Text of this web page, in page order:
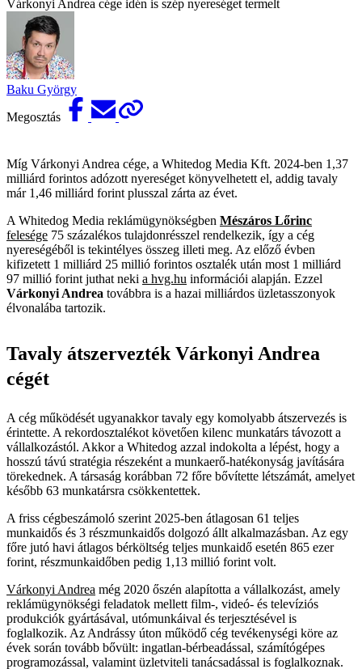
Várkonyi Andrea cége idén is szép nyereséget termelt
Baku György
Megosztás
Míg Várkonyi Andrea cége, a Whitedog Media Kft. 2024-ben 1,37
milliárd forintos adózott nyereséget könyvelhetett el, addig tavaly
már 1,46 milliárd forint plusszal zárta az évet.
A Whitedog Media reklámügynökségben Mészáros Lőrinc
felesége 75 százalékos tulajdonrésszel rendelkezik, így a cég
nyereségéből is tekintélyes összeg illeti meg. Az előző évben
kifizetett 1 milliárd 25 millió forintos osztalék után most 1 milliárd
97 millió forint juthat neki a hvg.hu információi alapján. Ezzel
Várkonyi Andrea továbbra is a hazai milliárdos üzletasszonyok
élvonalába tartozik.
Tavaly átszervezték Várkonyi Andrea
cégét
A cég működését ugyanakkor tavaly egy komolyabb átszervezés is
érintette. A rekordosztalékot követően kilenc munkatárs távozott a
vállalkozástól. Akkor a Whitedog azzal indokolta a lépést, hogy a
hosszú távú stratégia részeként a munkaerő-hatékonyság javítására
törekednek. A társaság korábban 72 főre bővítette létszámát, amelyet
később 63 munkatársra csökkentettek.
A friss cégbeszámoló szerint 2025-ben átlagosan 61 teljes
munkaidős és 3 részmunkaidős dolgozó állt alkalmazásban. Az egy
főre jutó havi átlagos bérköltség teljes munkaidő esetén 865 ezer
forint, részmunkaidőben pedig 1,13 millió forint volt.
Várkonyi Andrea még 2020 őszén alapította a vállalkozást, amely
reklámügynökségi feladatok mellett film-, videó- és televíziós
produkciók gyártásával, utómunkáival és terjesztésével is
foglalkozik. Az Andrássy úton működő cég tevékenységi köre az
évek során tovább bővült: ingatlan-bérbeadással, számítógépes
programozással, valamint üzletviteli tanácsadással is foglalkoznak.